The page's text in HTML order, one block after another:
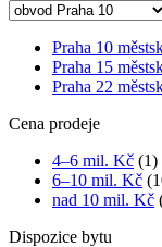
Praha 10
Praha 15
Praha 22
Cena prodeje
4–6 mil. Kč (1)
6–10 mil. Kč
nad 10 mil. Kč
Dispozice bytu